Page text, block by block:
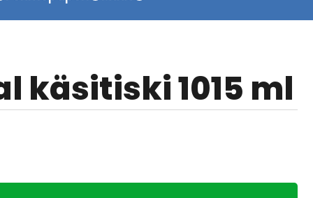
käsitiski 1015 ml